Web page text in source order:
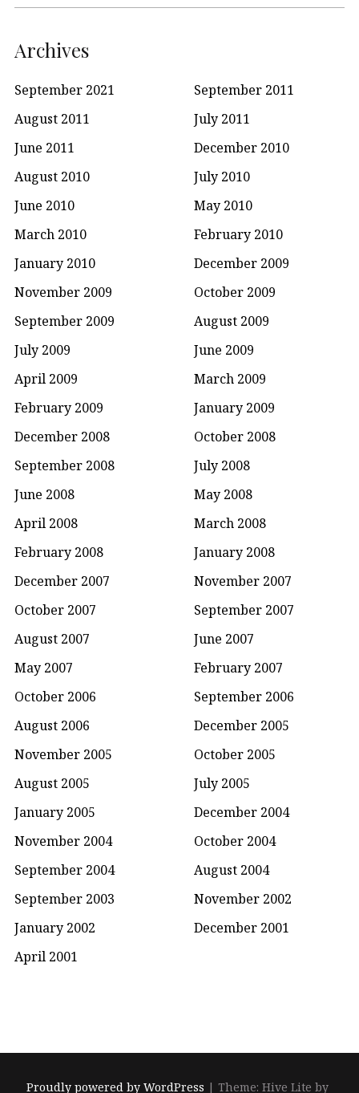
Archives
September 2021
September 2011
August 2011
July 2011
June 2011
December 2010
August 2010
July 2010
June 2010
May 2010
March 2010
February 2010
January 2010
December 2009
November 2009
October 2009
September 2009
August 2009
July 2009
June 2009
April 2009
March 2009
February 2009
January 2009
December 2008
October 2008
September 2008
July 2008
June 2008
May 2008
April 2008
March 2008
February 2008
January 2008
December 2007
November 2007
October 2007
September 2007
August 2007
June 2007
May 2007
February 2007
October 2006
September 2006
August 2006
December 2005
November 2005
October 2005
August 2005
July 2005
January 2005
December 2004
November 2004
October 2004
September 2004
August 2004
September 2003
November 2002
January 2002
December 2001
April 2001
Proudly powered by WordPress |Theme: Hive Lite by